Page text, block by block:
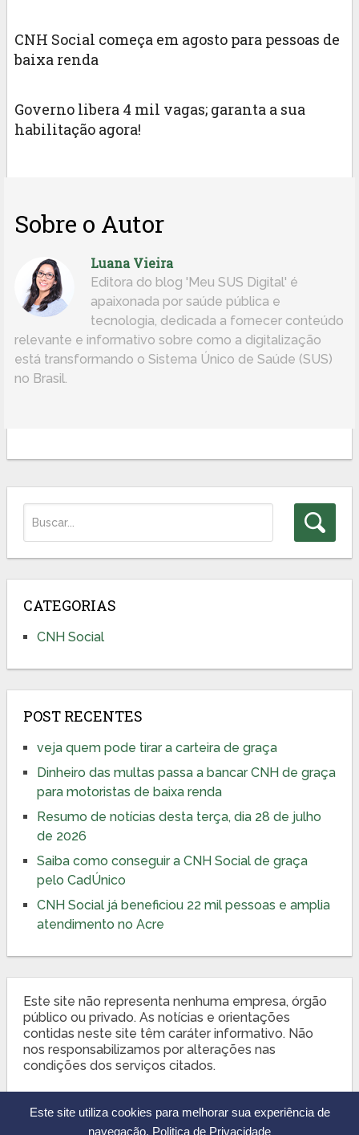
Este site utiliza cookies para melhorar sua experiência de
navegação. Politica de Privacidade
CNH Social começa em agosto para pessoas de
baixa renda
Governo libera 4 mil vagas; garanta a sua
habilitação agora!
Sobre o Autor
Luana Vieira
Editora do blog 'Meu SUS Digital' é
apaixonada por saúde pública e
tecnologia, dedicada a fornecer conteúdo
relevante e informativo sobre como a digitalização
está transformando o Sistema Único de Saúde (SUS)
no Brasil.
CATEGORIAS
CNH Social
POST RECENTES
veja quem pode tirar a carteira de graça
Dinheiro das multas passa a bancar CNH de graça
para motoristas de baixa renda
Resumo de notícias desta terça, dia 28 de julho
de 2026
Saiba como conseguir a CNH Social de graça
pelo CadÚnico
CNH Social já beneficiou 22 mil pessoas e amplia
atendimento no Acre
Este site não representa nenhuma empresa, órgão
público ou privado. As notícias e orientações
contidas neste site têm caráter informativo. Não
nos responsabilizamos por alterações nas
condições dos serviços citados.